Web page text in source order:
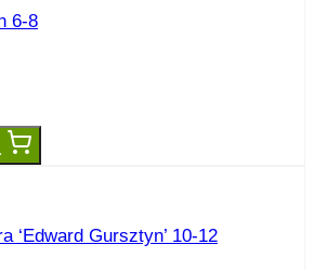
6-8
‘Edward Gursztyn’ 10-12